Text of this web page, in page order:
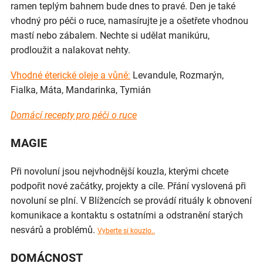
ramen teplým bahnem bude dnes to pravé. Den je také
vhodný pro péči o ruce, namasírujte je a ošetřete vhodnou
mastí nebo zábalem. Nechte si udělat manikúru,
prodloužit a nalakovat nehty.
Vhodné éterické oleje a vůně: Levandule, Rozmarýn,
Fialka, Máta, Mandarinka, Tymián
Domácí recepty pro péči o ruce
MAGIE
Při novoluní jsou nejvhodnější kouzla, kterými chcete
podpořit nové začátky, projekty a cíle. Přání vyslovená při
novoluní se plní. V Blížencích se provádí rituály k obnovení
komunikace a kontaktu s ostatními a odstranění starých
nesvárů a problémů. Vyberte si kouzlo..
DOMÁCNOST